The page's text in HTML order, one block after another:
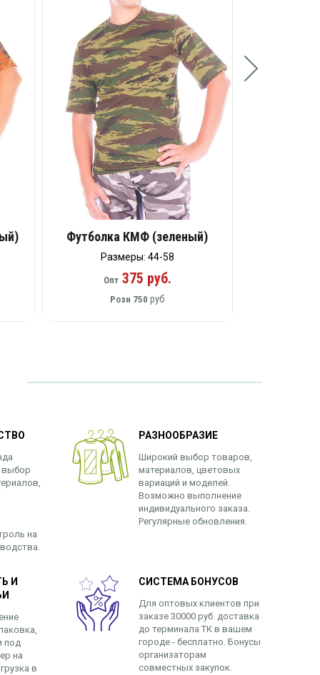
Футболка КМФ (зеленый)
Размеры: 44-58
Опт375 руб.
Розн 750 руб
выбор
на
РАЗНООБРАЗИЕ
Широкий выбор товаров,
материалов, цветовых
вариаций и моделей.
Возможно выполнение
индивидуального заказа.
Регулярные обновления.
И
под
на
в
СИСТЕМА БОНУСОВ
Для оптовых клиентов при
заказе 30000 руб. доставка
до терминала ТК в вашем
городе - бесплатно. Бонусы
организаторам
совместных закупок.